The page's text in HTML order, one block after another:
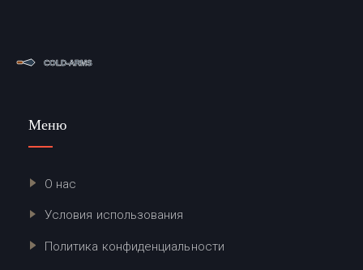
Меню
О нас
Условия использования
Политика конфиденциальности